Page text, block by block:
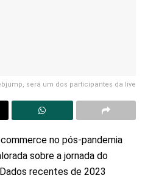
será um dos participantes da live
no pós-pandemia
sobre a jornada do
recentes de 2023